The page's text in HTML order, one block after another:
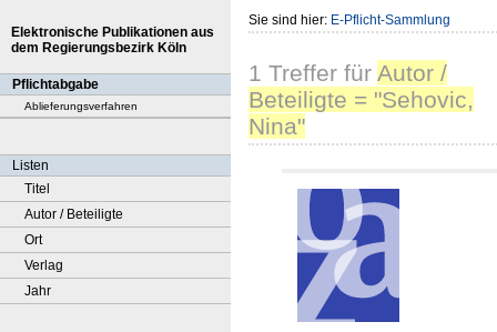
Elektronische Publikationen aus
dem Regierungsbezirk Köln
Pflichtabgabe
Ablieferungsverfahren
Listen
Titel
Autor / Beteiligte
Ort
Verlag
Jahr
Sie sind hier: E-Pflicht-Sammlung
1 Treffer für Autor /
Beteiligte = "Sehovic,
Nina"